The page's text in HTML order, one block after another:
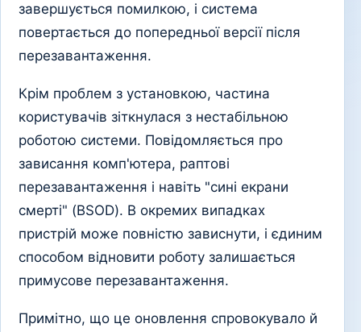
завершується помилкою, і система
повертається до попередньої версії після
перезавантаження.
Крім проблем з установкою, частина
користувачів зіткнулася з нестабільною
роботою системи. Повідомляється про
зависання комп'ютера, раптові
перезавантаження і навіть "сині екрани
смерті" (BSOD). В окремих випадках
пристрій може повністю зависнути, і єдиним
способом відновити роботу залишається
примусове перезавантаження.
Примітно, що це оновлення спровокувало й